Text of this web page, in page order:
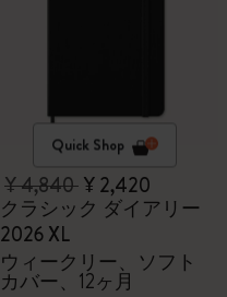
Quick Shop
¥ 4,840¥ 2,420
クラシック ダイアリー
2026 XL
ウィークリー、ソフト
カバー、12ヶ月